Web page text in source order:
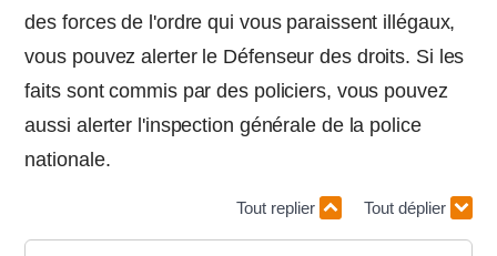
des forces de l'ordre qui vous paraissent illégaux,
vous pouvez alerter le Défenseur des droits. Si les
faits sont commis par des policiers, vous pouvez
aussi alerter l'inspection générale de la police
nationale.
Tout replier Tout déplier